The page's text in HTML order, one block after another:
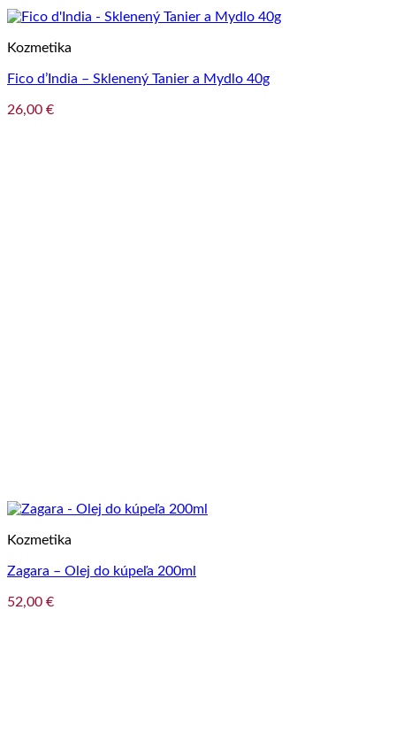
Kozmetika
Fico d’India – Sklenený Tanier a Mydlo 40g
26,00 €
Kozmetika
Zagara – Olej do kúpeľa 200ml
52,00 €